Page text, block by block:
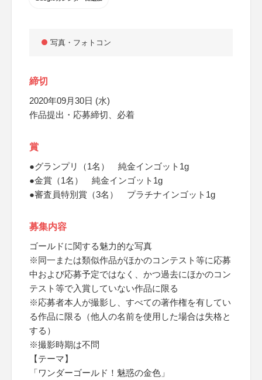
写真・フォトコン
締切
2020年09月30日 (水)
作品提出・応募締切、必着
賞
●グランプリ（1名） 純金インゴット1g
●金賞（1名） 純金インゴット1g
●審査員特別賞（3名） プラチナインゴット1g
募集内容
ゴールドに関する魅力的な写真
※同一または類似作品がほかのコンテスト等に応募
中および応募予定ではなく、かつ過去にほかのコン
テスト等で入賞していない作品に限る
※応募者本人が撮影し、すべての著作権を有してい
る作品に限る（他人の名前を使用した場合は失格と
する）
※撮影時期は不問
【テーマ】
「ワンダーゴールド！魅惑の金色」